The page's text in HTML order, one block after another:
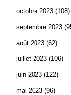
octobre 2023 (108)
septembre 2023
août 2023 (62)
juillet 2023 (106)
juin 2023 (122)
mai 2023 (96)